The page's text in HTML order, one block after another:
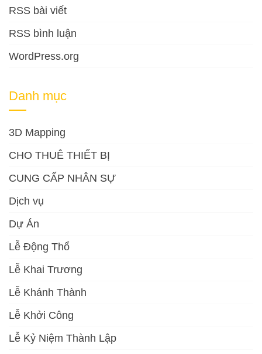
RSS bài viết
RSS bình luận
WordPress.org
Danh mục
3D Mapping
CHO THUÊ THIẾT BỊ
CUNG CẤP NHÂN SỰ
Dịch vụ
Dự Án
Lễ Động Thổ
Lễ Khai Trương
Lễ Khánh Thành
Lễ Khởi Công
Lễ Kỷ Niệm Thành Lập